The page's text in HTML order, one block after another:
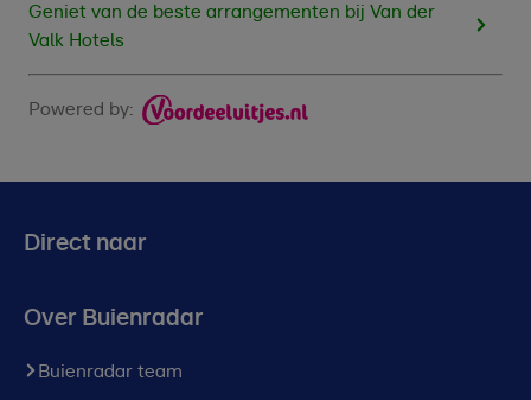
Geniet van de beste arrangementen bij Van der
Valk Hotels
Powered by:
Direct naar
Over Buienradar
Buienradar team